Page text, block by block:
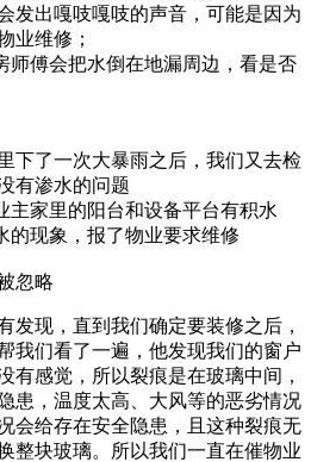
发出嘎吱嘎吱的声音，可能是因为
业维修；
师傅会把水倒在地漏周边，看是否
下了一次大暴雨之后，我们又去检
有渗水的问题
主家里的阳台和设备平台有积水
的现象，报了物业要求维修
忽略
发现，直到我们确定要装修之后，
我们看了一遍，他发现我们的窗户
有感觉，所以裂痕是在玻璃中间，
患，温度太高、大风等的恶劣情况
会给存在安全隐患，且这种裂痕无
整块玻璃。所以我们一直在催物业